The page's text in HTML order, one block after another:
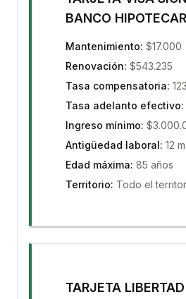
BANCO
Mantenimiento: $17.000
Renovación: $543.235
Tasa compensatoria:
Tasa adelanto efectivo:
Ingreso mínimo:
Antigüedad laboral: 12
Edad máxima: 85 años
Territorio: Todo el
TARJETA